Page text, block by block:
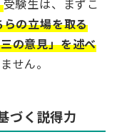
受験生は、まずこ
らの立場を取る
の意見」を述べ
せん。
づく説得力